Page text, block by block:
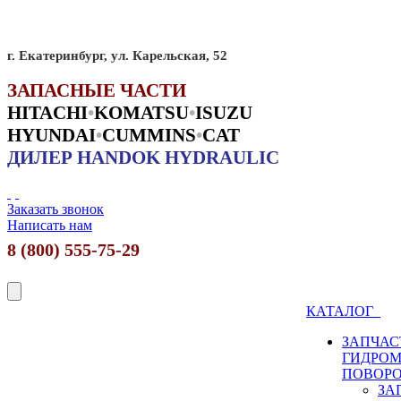
г. Екатеринбург, ул. Карельская, 52
ЗАПАСНЫЕ ЧАСТИ
HITACHI•KOMATSU•ISUZU
HYUNDAI•CUMMINS•CAT
ДИЛЕР HANDOK HYDRAULIC
Заказать звонок
Написать нам
8 (800) 555-75-29
КАТАЛОГ